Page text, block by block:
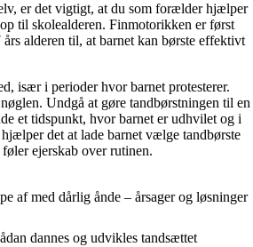
er det vigtigt, at du som forælder hjælper
til skolealderen. Finmotorikken er først
alderen til, at barnet kan børste effektivt
især i perioder hvor barnet protesterer.
Undgå at gøre tandbørstningen til en
et tidspunkt, hvor barnet er udhvilet og i
det at lade barnet vælge tandbørste
ejerskab over rutinen.
af med dårlig ånde – årsager og løsninger
dannes og udvikles tandsættet